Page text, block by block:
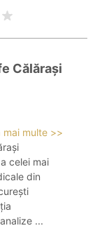
Călărași
mai multe >>
celei mai
din
...